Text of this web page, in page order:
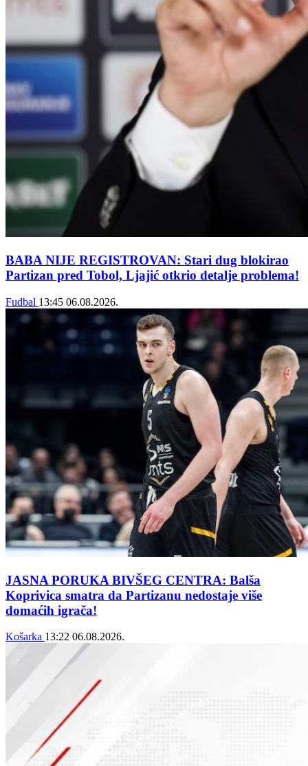
BABA NIJE REGISTROVAN: Stari dug blokirao
Partizan pred Tobol, Ljajić otkrio detalje problema!
Fudbal 13:45 06.08.2026.
JASNA PORUKA BIVŠEG CENTRA: Balša
Koprivica smatra da Partizanu nedostaje više
domaćih igrača!
Košarka 13:22 06.08.2026.